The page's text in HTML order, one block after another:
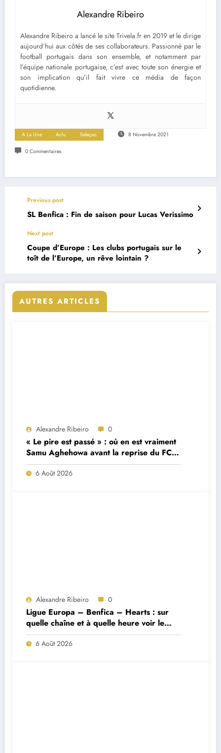
Alexandre Ribeiro
Alexandre Ribeiro a lancé le site Trivela.fr en 2019 et le dirige
aujourd’hui aux côtés de ses collaborateurs. Passionné par le
football portugais dans son ensemble, et notamment par
l’équipe nationale portugaise, c’est avec toute son énergie et
son implication qu’il fait vivre ce média de façon
quotidienne.
A La Une Actu Seleçao 8 Novembre 2021
0 Commentaires
Previous post
SL Benfica : Fin de saison pour Lucas Verissimo
Next post
Coupe d’Europe : Les clubs portugais sur le
toît de l’Europe, un rêve lointain ?
AUTRES ARTICLES
Alexandre Ribeiro 0
« Le pire est passé » : où en est vraiment
Samu Aghehowa avant la reprise du FC
Porto ?
6 Août 2026
Alexandre Ribeiro 0
Ligue Europa – Benfica – Hearts : sur
quelle chaîne et à quelle heure voir le
match ?
6 Août 2026